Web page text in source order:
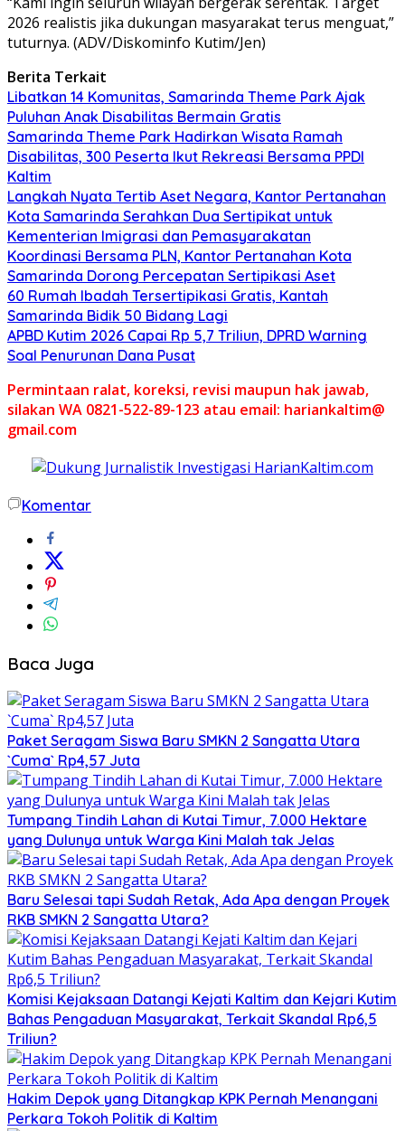
2026 realistis jika dukungan masyarakat terus menguat,”
tuturnya. (ADV/Diskominfo Kutim/Jen)
Berita Terkait
Libatkan 14 Komunitas, Samarinda Theme Park Ajak
Puluhan Anak Disabilitas Bermain Gratis
Samarinda Theme Park Hadirkan Wisata Ramah
Disabilitas, 300 Peserta Ikut Rekreasi Bersama PPDI
Kaltim
Langkah Nyata Tertib Aset Negara, Kantor Pertanahan
Kota Samarinda Serahkan Dua Sertipikat untuk
Kementerian Imigrasi dan Pemasyarakatan
Koordinasi Bersama PLN, Kantor Pertanahan Kota
Samarinda Dorong Percepatan Sertipikasi Aset
60 Rumah Ibadah Tersertipikasi Gratis, Kantah
Samarinda Bidik 50 Bidang Lagi
APBD Kutim 2026 Capai Rp 5,7 Triliun, DPRD Warning
Soal Penurunan Dana Pusat
Permintaan ralat, koreksi, revisi maupun hak jawab,
silakan WA 0821-522-89-123 atau email: hariankaltim@
gmail.com
Komentar
Baca Juga
Paket Seragam Siswa Baru SMKN 2 Sangatta Utara
`Cuma` Rp4,57 Juta
Tumpang Tindih Lahan di Kutai Timur, 7.000 Hektare
yang Dulunya untuk Warga Kini Malah tak Jelas
Baru Selesai tapi Sudah Retak, Ada Apa dengan Proyek
RKB SMKN 2 Sangatta Utara?
Komisi Kejaksaan Datangi Kejati Kaltim dan Kejari Kutim
Bahas Pengaduan Masyarakat, Terkait Skandal Rp6,5
Triliun?
Hakim Depok yang Ditangkap KPK Pernah Menangani
Perkara Tokoh Politik di Kaltim